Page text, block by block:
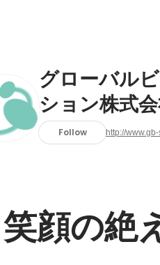
グローバル
ション株式
Follow http://
笑顔の絶